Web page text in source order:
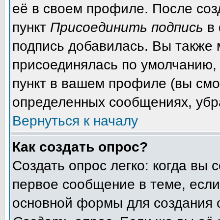
её в своем профиле. После
пункт Присоединить подпись в
подпись добавилась. Вы также
присоединялась по
пункт в вашем профиле (вы
определенных сообщениях,
Вернуться к началу
Как создать опрос?
Создать опрос легко: когда вы
первое сообщение в теме,
основной формы для